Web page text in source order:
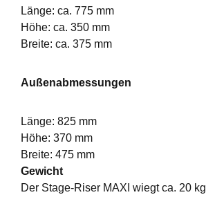
Länge: ca. 775 mm
Höhe: ca. 350 mm
Breite: ca. 375 mm
Außenabmessungen
Länge: 825 mm
Höhe: 370 mm
Breite: 475 mm
Gewicht
Der Stage-Riser MAXI wiegt ca. 20 kg